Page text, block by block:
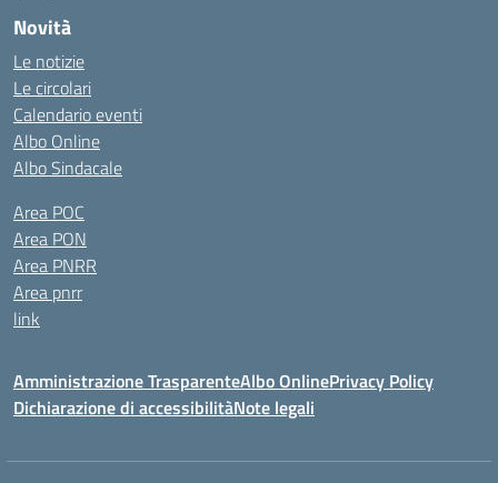
Novità
Le notizie
Le circolari
Calendario eventi
Albo Online
Albo Sindacale
Area POC
Area PON
Area PNRR
Area pnrr
link
Amministrazione TrasparenteAlbo OnlinePrivacy Policy
Dichiarazione di accessibilitàNote legali